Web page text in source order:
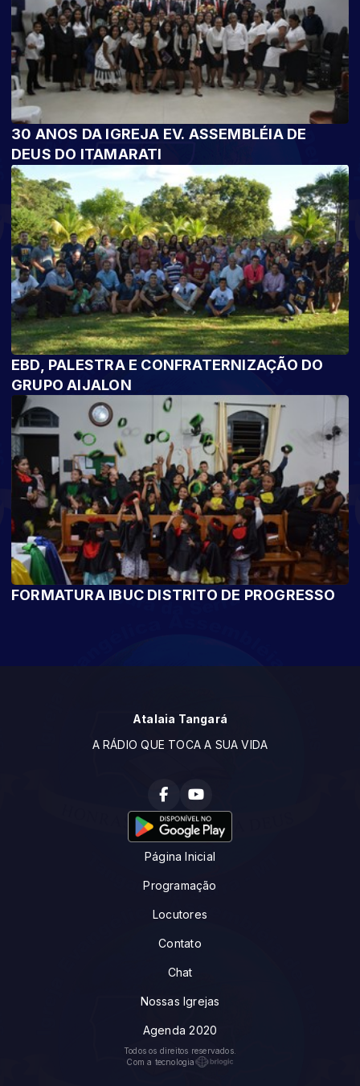
30 ANOS DA IGREJA EV. ASSEMBLÉIA DE
DEUS DO ITAMARATI
EBD, PALESTRA E CONFRATERNIZAÇÃO DO
GRUPO AIJALON
FORMATURA IBUC DISTRITO DE PROGRESSO
Atalaia Tangará
A RÁDIO QUE TOCA A SUA VIDA
Página Inicial
Programação
Locutores
Contato
Chat
Nossas Igrejas
Agenda 2020
Todos os direitos reservados.
Com a tecnologia